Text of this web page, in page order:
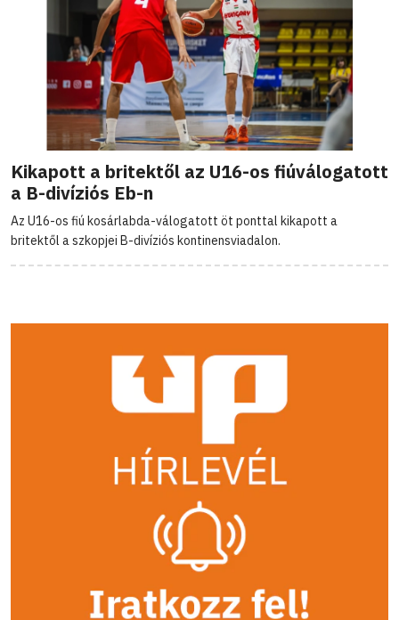
Kikapott a britektől az U16-os fiúválogatott
a B-divíziós Eb-n
Az U16-os fiú kosárlabda-válogatott öt ponttal kikapott a
britektől a szkopjei B-divíziós kontinensviadalon.